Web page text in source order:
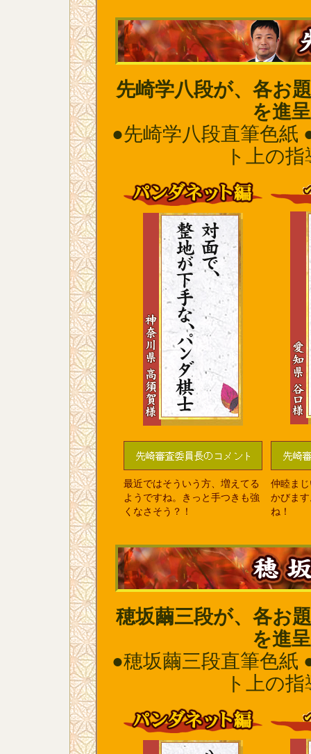
先崎学八段が、各お
を進
●先崎学八段直筆色紙
ト上の
最近ではそういう方、増えてる
ようですね。きっと手つきも強
くなさそう？！
仲睦ま
かびま
ね！
穂坂繭三段が、各お
を進
●穂坂繭三段直筆色紙
ト上の